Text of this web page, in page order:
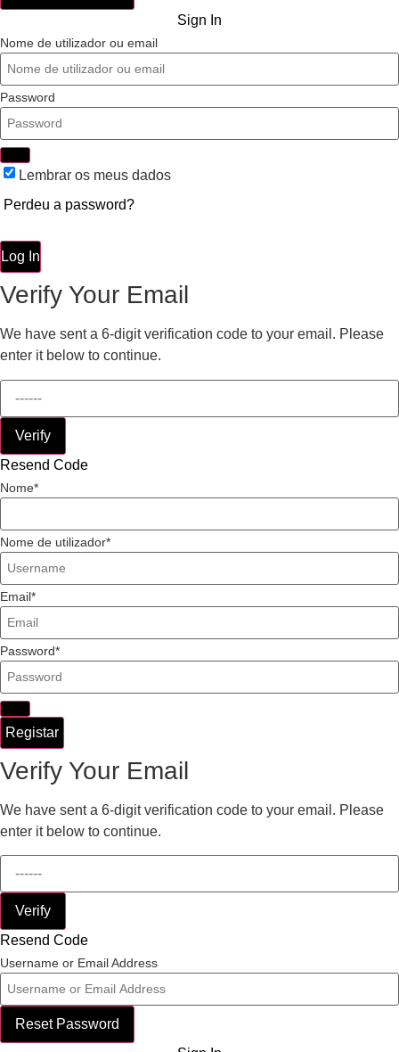
Sign In
Nome de utilizador ou email
Password
Lembrar os meus dados
Perdeu a password?
Log In
Verify Your Email
We have sent a 6-digit verification code to your email. Please
enter it below to continue.
Verify
Resend Code
Nome
Nome de utilizador
Email
Password
Registar
Verify Your Email
We have sent a 6-digit verification code to your email. Please
enter it below to continue.
Verify
Resend Code
Username or Email Address
Reset Password